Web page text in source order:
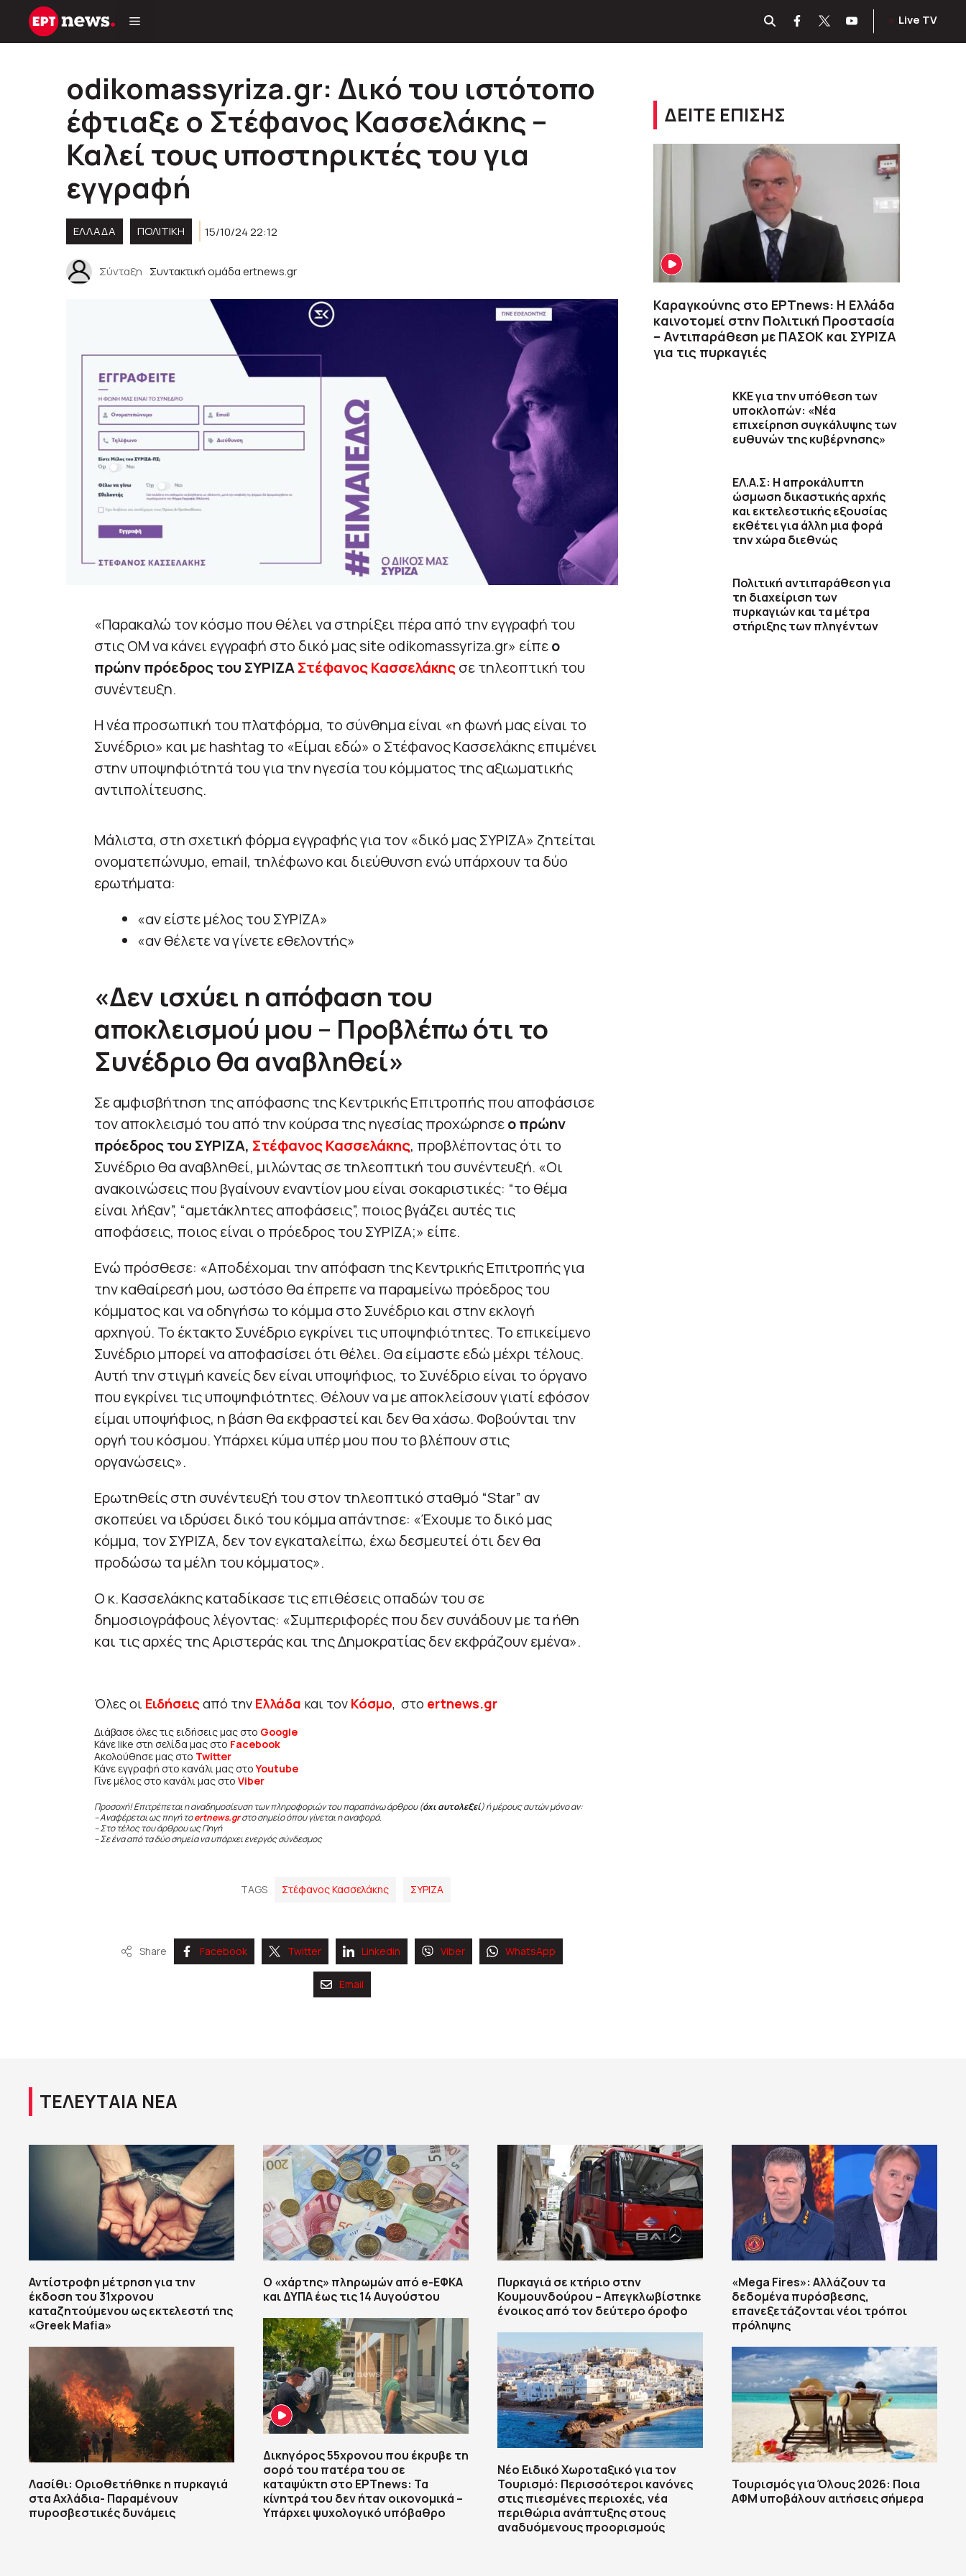
Μετάβαση
Live TV
odikomassyriza.gr: Δικό του ιστότοπο
έφτιαξε ο Στέφανος Κασσελάκης –
Καλεί τους υποστηρικτές του για
εγγραφή
ΕΛΛΑΔΑ ΠΟΛΙΤΙΚΉ 15/10/24 22:12
Σύνταξη Συντακτική ομάδα ertnews.gr
«Παρακαλώ τον κόσμο που θέλει να στηρίξει πέρα από την εγγραφή του
στις ΟΜ να κάνει εγγραφή στο δικό μας site odikomassyriza.gr» είπεο
πρώην πρόεδρος του ΣΥΡΙΖΑΣτέφανος Κασσελάκης σε τηλεοπτική του
συνέντευξη.
Η νέα προσωπική του πλατφόρμα, το σύνθημα είναι «η φωνή μας είναι το
Συνέδριο» και με hashtag το «Είμαι εδώ» ο Στέφανος Κασσελάκης επιμένει
στην υποψηφιότητά του για την ηγεσία του κόμματος της αξιωματικής
αντιπολίτευσης.
Μάλιστα, στη σχετική φόρμα εγγραφής για τον «δικό μας ΣΥΡΙΖΑ» ζητείται
ονοματεπώνυμο, email, τηλέφωνο και διεύθυνση ενώ υπάρχουν τα δύο
ερωτήματα:
«αν είστε μέλος του ΣΥΡΙΖΑ»
«αν θέλετε να γίνετε εθελοντής»
«Δεν ισχύει η απόφαση του
αποκλεισμού μου – Προβλέπω ότι το
Συνέδριο θα αναβληθεί»
Σε αμφισβήτηση της απόφασης της Κεντρικής Επιτροπής που αποφάσισε
τον αποκλεισμό του από την κούρσα της ηγεσίας προχώρησεο πρώην
πρόεδρος του ΣΥΡΙΖΑ, Στέφανος Κασσελάκης, προβλέποντας ότι το
Συνέδριο θα αναβληθεί, μιλώντας σε τηλεοπτική του συνέντευξή. «Οι
ανακοινώσεις που βγαίνουν εναντίον μου είναι σοκαριστικές: “το θέμα
είναι λήξαν”, “αμετάκλητες αποφάσεις”, ποιος βγάζει αυτές τις
αποφάσεις, ποιος είναι ο πρόεδρος του ΣΥΡΙΖΑ;» είπε.
Ενώ πρόσθεσε: «Αποδέχομαι την απόφαση της Κεντρικής Επιτροπής για
την καθαίρεσή μου, ωστόσο θα έπρεπε να παραμείνω πρόεδρος του
κόμματος και να οδηγήσω το κόμμα στο Συνέδριο και στην εκλογή
αρχηγού. Το έκτακτο Συνέδριο εγκρίνει τις υποψηφιότητες. Το επικείμενο
Συνέδριο μπορεί να αποφασίσει ότι θέλει. Θα είμαστε εδώ μέχρι τέλους.
Αυτή την στιγμή κανείς δεν είναι υποψήφιος, το Συνέδριο είναι το όργανο
που εγκρίνει τις υποψηφιότητες. Θέλουν να με αποκλείσουν γιατί εφόσον
είμαι υποψήφιος, η βάση θα εκφραστεί και δεν θα χάσω. Φοβούνται την
οργή του κόσμου. Υπάρχει κύμα υπέρ μου που το βλέπουν στις
οργανώσεις».
Ερωτηθείς στη συνέντευξή του στον τηλεοπτικό σταθμό “Star” αν
σκοπεύει να ιδρύσει δικό του κόμμα απάντησε: «Έχουμε το δικό μας
κόμμα, τον ΣΥΡΙΖΑ, δεν τον εγκαταλείπω, έχω δεσμευτεί ότι δεν θα
προδώσω τα μέλη του κόμματος».
Ο κ. Κασσελάκης καταδίκασε τις επιθέσεις οπαδών του σε
δημοσιογράφους λέγοντας: «Συμπεριφορές που δεν συνάδουν με τα ήθη
και τις αρχές της Αριστεράς και της Δημοκρατίας δεν εκφράζουν εμένα».
Όλες οι Ειδήσεις από την Ελλάδα και τον Κόσμο, στο ertnews.gr
Διάβασε όλες τις ειδήσεις μας στο Google
Κάνε like στη σελίδα μας στο Facebook
Ακολούθησε μας στο Twitter
Κάνε εγγραφή στο κανάλι μας στοYoutube
Γίνε μέλος στο κανάλι μας στο Viber
Προσοχή! Επιτρέπεται η αναδημοσίευση των πληροφοριών του παραπάνω άρθρου (όχι αυτολεξεί) ή μέρους αυτών μόνο αν:
– Αναφέρεται ως πηγή τοertnews.gr στο σημείο όπου γίνεται η αναφορά.
– Στο τέλος του άρθρου ως Πηγή
– Σε ένα από τα δύο σημεία να υπάρχει ενεργός σύνδεσμος
TAGS Στέφανος Κασσελάκης ΣΥΡΙΖΑ
Share Facebook Twitter Linkedin Viber WhatsApp
Email
ΔΕΙΤΕ ΕΠΙΣΗΣ
Καραγκούνης στο ΕΡΤnews: Η Ελλάδα
καινοτομεί στην Πολιτική Προστασία
– Αντιπαράθεση με ΠΑΣΟΚ και ΣΥΡΙΖΑ
για τις πυρκαγιές
ΚΚΕ για την υπόθεση των
υποκλοπών: «Νέα
επιχείρηση συγκάλυψης των
ευθυνών της κυβέρνησης»
ΕΛ.Α.Σ: Η απροκάλυπτη
ώσμωση δικαστικής αρχής
και εκτελεστικής εξουσίας
εκθέτει για άλλη μια φορά
την χώρα διεθνώς
Πολιτική αντιπαράθεση για
τη διαχείριση των
πυρκαγιών και τα μέτρα
στήριξης των πληγέντων
ΤΕΛΕΥΤΑΙΑ ΝΕΑ
Αντίστροφη μέτρηση για την
έκδοση του 31χρονου
καταζητούμενου ως εκτελεστή της
«Greek Mafia»
Λασίθι: Οριοθετήθηκε η πυρκαγιά
στα Αχλάδια- Παραμένουν
πυροσβεστικές δυνάμεις
Ο «χάρτης» πληρωμών από e-ΕΦΚΑ
και ΔΥΠΑ έως τις 14 Αυγούστου
Δικηγόρος 55χρονου που έκρυβε τη
σορό του πατέρα του σε
καταψύκτη στο ΕΡΤnews: Τα
κίνητρά του δεν ήταν οικονομικά –
Υπάρχει ψυχολογικό υπόβαθρο
Πυρκαγιά σε κτήριο στην
Κουμουνδούρου – Απεγκλωβίστηκε
ένοικος από τον δεύτερο όροφο
Νέο Ειδικό Χωροταξικό για τον
Τουρισμό: Περισσότεροι κανόνες
στις πιεσμένες περιοχές, νέα
περιθώρια ανάπτυξης στους
αναδυόμενους προορισμούς
«Mega Fires»: Αλλάζουν τα
δεδομένα πυρόσβεσης,
επανεξετάζονται νέοι τρόποι
πρόληψης
Τουρισμός για Όλους 2026: Ποια
ΑΦΜ υποβάλουν αιτήσεις σήμερα